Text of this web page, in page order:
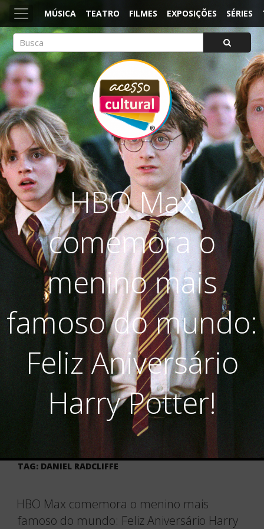
MÚSICA TEATRO FILMES EXPOSIÇÕES SÉRIES
ACESSO CULTURAL
Arte, Cultura Pop e Entretenimento
HBO Max
comemora o
menino mais
famoso do mundo:
Feliz Aniversário
Harry Potter!
TAG: DANIEL RADCLIFFE
HBO Max comemora o menino mais
famoso do mundo: Feliz Aniversário Harry